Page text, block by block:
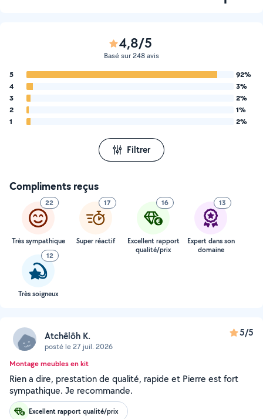
4,8/5
Basé sur 248 avis
5
92%
4
3%
3
2%
2
1%
1
2%
Filtrer
Compliments reçus
22
Très sympathique
17
Super réactif
16
Excellent rapport
qualité/prix
13
Expert dans son
domaine
12
Très soigneux
Atchêlôh K.
posté le 27 juil. 2026
5/5
Montage meubles en kit
Rien a dire, prestation de qualité, rapide et Pierre est fort
sympathique. Je recommande.
Excellent rapport qualité/prix